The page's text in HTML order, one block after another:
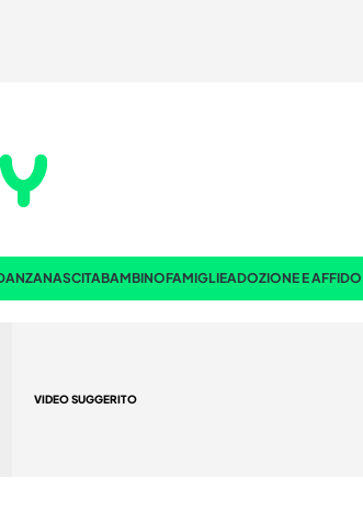
NASCITABAMBINOFAMIGLIEADOZIONE E AFFIDO
VIDEO SUGGERITO